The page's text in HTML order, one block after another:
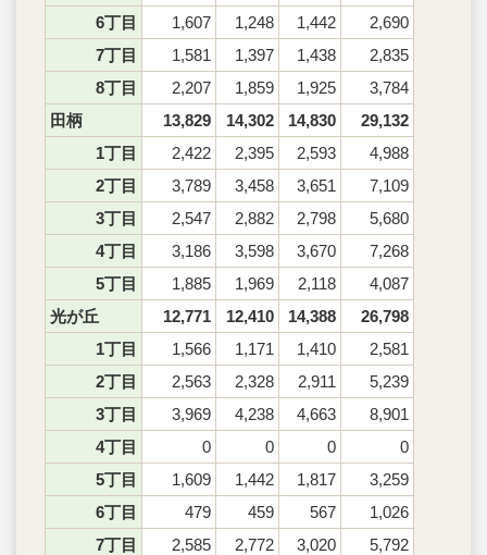
6丁目
1,607 1,248 1,442
2,690
7丁目
1,581 1,397 1,438
2,835
8丁目
2,207 1,859 1,925
3,784
田柄
13,829 14,302 14,830
29,132
1丁目
2,422 2,395 2,593
4,988
2丁目
3,789 3,458 3,651
7,109
3丁目
2,547 2,882 2,798
5,680
4丁目
3,186 3,598 3,670
7,268
5丁目
1,885 1,969 2,118
4,087
光が丘
12,771 12,410 14,388
26,798
1丁目
1,566 1,171 1,410
2,581
2丁目
2,563 2,328 2,911
5,239
3丁目
3,969 4,238 4,663
8,901
4丁目
0 0 0
0
5丁目
1,609 1,442 1,817
3,259
6丁目
479 459 567
1,026
7丁目
2,585 2,772 3,020
5,792